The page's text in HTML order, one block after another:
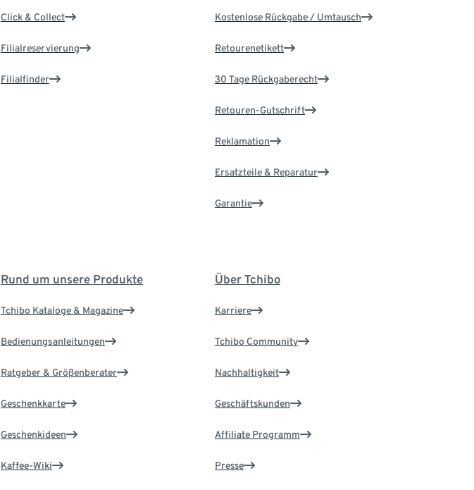
Click & Collect
Filialreservierung
Filialfinder
Kostenlose Rückgabe / Umtausch
Retourenetikett
30 Tage Rückgaberecht
Retouren-Gutschrift
Reklamation
Ersatzteile & Reparatur
Garantie
Rund um unsere Produkte
Tchibo Kataloge & Magazine
Bedienungsanleitungen
Ratgeber & Größenberater
Geschenkkarte
Geschenkideen
Kaffee-Wiki
Über Tchibo
Karriere
Tchibo Community
Nachhaltigkeit
Geschäftskunden
Affiliate Programm
Presse